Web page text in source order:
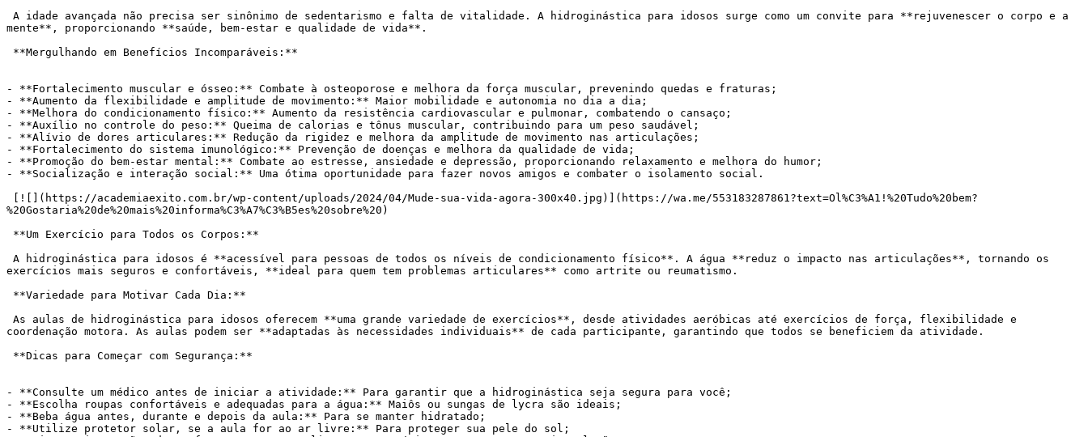
mente**, proporcionando **saúde, bem-estar e qualidade de vida**.
- **Fortalecimento muscular e ósseo:** Combate à osteoporose e melhora da força muscular, prevenindo quedas e fraturas;
- **Aumento da flexibilidade e amplitude de movimento:** Maior mobilidade e autonomia no dia a dia;
- **Melhora do condicionamento físico:** Aumento da resistência cardiovascular e pulmonar, combatendo o cansaço;
- **Auxílio no controle do peso:** Queima de calorias e tônus muscular, contribuindo para um peso saudável;
- **Alívio de dores articulares:** Redução da rigidez e melhora da amplitude de movimento nas articulações;
- **Fortalecimento do sistema imunológico:** Prevenção de doenças e melhora da qualidade de vida;
- **Promoção do bem-estar mental:** Combate ao estresse, ansiedade e depressão, proporcionando relaxamento e melhora do humor;
- **Socialização e interação social:** Uma ótima oportunidade para fazer novos amigos e combater o isolamento social.
%20Gostaria%20de%20mais%20informa%C3%A7%C3%B5es%20sobre%20)
exercícios mais seguros e confortáveis, **ideal para quem tem problemas articulares** como artrite ou reumatismo.
coordenação motora. As aulas podem ser **adaptadas às necessidades individuais** de cada participante, garantindo que todos se beneficiem da atividade.
- **Consulte um médico antes de iniciar a atividade:** Para garantir que a hidroginástica seja segura para você;
- **Escolha roupas confortáveis e adequadas para a água:** Maiôs ou sungas de lycra são ideais;
- **Beba água antes, durante e depois da aula:** Para se manter hidratado;
- **Utilize protetor solar, se a aula for ao ar livre:** Para proteger sua pele do sol;